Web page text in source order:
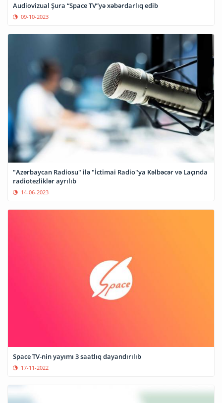
Audiovizual Şura “Space TV”yə xəbərdarlıq edib
09-10-2023
"Azərbaycan Radiosu" ilə "İctimai Radio"ya Kəlbəcər və Laçında
radiotezliklər ayrılıb
14-06-2023
Space TV-nin yayımı 3 saatlıq dayandırılıb
17-11-2022